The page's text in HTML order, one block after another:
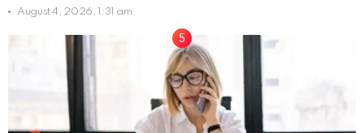
August 4, 2026, 1:31 am